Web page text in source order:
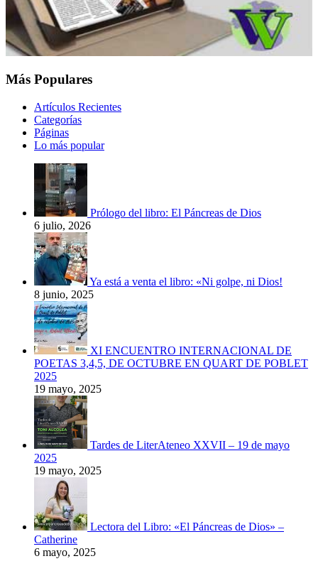
Más Populares
Artículos Recientes
Categorías
Páginas
Lo más popular
Prólogo del libro: El Páncreas de Dios
6 julio, 2026
Ya está a venta el libro: «Ni golpe, ni Dios!
8 junio, 2025
XI ENCUENTRO INTERNACIONAL DE
POETAS 3,4,5, DE OCTUBRE EN QUART DE POBLET
2025
19 mayo, 2025
Tardes de LiterAteneo XXVII – 19 de mayo
2025
19 mayo, 2025
Lectora del Libro: «El Páncreas de Dios» –
Catherine
6 mayo, 2025